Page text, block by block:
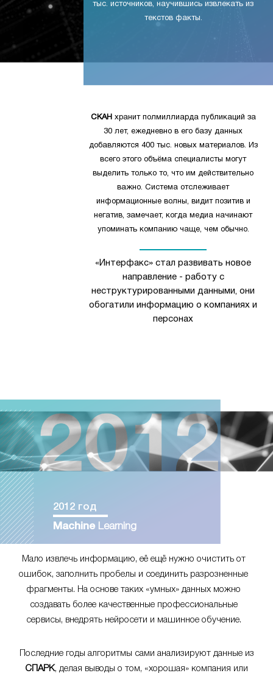
тыс. источников, научившись извлекать из
текстов факты.
СКАН хранит полмиллиарда публикаций за
30 лет, ежедневно в его базу данных
добавляются 400 тыс. новых материалов. Из
всего этого объёма специалисты могут
выделить только то, что им действительно
важно. Система отслеживает
информационные волны, видит позитив и
негатив, замечает, когда медиа начинают
упоминать компанию чаще, чем обычно.
«Интерфакс» стал развивать новое
направление - работу с
неструктурированными данными, они
обогатили информацию о компаниях и
персонах
2012 год
Machine Learning
Мало извлечь информацию, её ещё нужно очистить от
ошибок, заполнить пробелы и соединить разрозненные
фрагменты. На основе таких «умных» данных можно
создавать более качественные профессиональные
сервисы, внедрять нейросети и машинное обучение.
Последние годы алгоритмы сами анализируют данные из
СПАРК, делая выводы о том, «хорошая» компания или